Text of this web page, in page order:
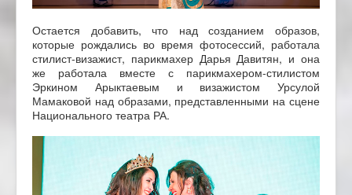
Остается добавить, что над созданием образов,
которые рождались во время фотосессий, работала
стилист-визажист, парикмахер Дарья Давитян, и она
же работала вместе с парикмахером-стилистом
Эркином Арыктаевым и визажистом Урсулой
Мамаковой над образами, представленными на сцене
Национального театра РА.